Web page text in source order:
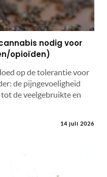
nodig voor
opioïden)
op de tolerantie voor
de pijngevoeligheid
de veelgebruikte en
14 juli 2026